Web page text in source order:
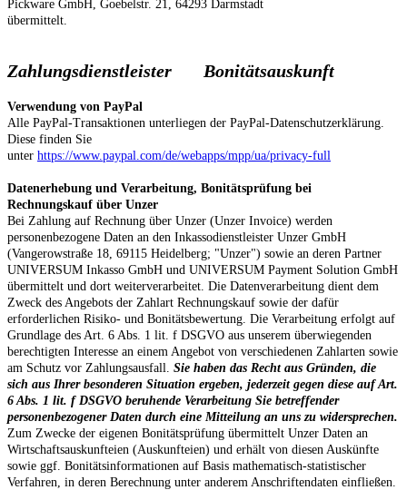
Pickware GmbH, Goebelstr. 21, 64293 Darmstadt
übermittelt.
Zahlungsdienstleister Bonitätsauskunft
Verwendung von PayPal
Alle PayPal-Transaktionen unterliegen der PayPal-Datenschutzerklärung.
Diese finden Sie
unter https://www.paypal.com/de/webapps/mpp/ua/privacy-full
Datenerhebung und Verarbeitung, Bonitätsprüfung bei
Rechnungskauf über Unzer
Bei Zahlung auf Rechnung über Unzer (Unzer Invoice) werden
personenbezogene Daten an den Inkassodienstleister Unzer GmbH
(Vangerowstraße 18, 69115 Heidelberg; "Unzer") sowie an deren Partner
UNIVERSUM Inkasso GmbH und UNIVERSUM Payment Solution GmbH
übermittelt und dort weiterverarbeitet. Die Datenverarbeitung dient dem
Zweck des Angebots der Zahlart Rechnungskauf sowie der dafür
erforderlichen Risiko- und Bonitätsbewertung. Die Verarbeitung erfolgt auf
Grundlage des Art. 6 Abs. 1 lit. f DSGVO aus unserem überwiegenden
berechtigten Interesse an einem Angebot von verschiedenen Zahlarten sowie
am Schutz vor Zahlungsausfall. Sie haben das Recht aus Gründen, die
sich aus Ihrer besonderen Situation ergeben, jederzeit gegen diese auf Art.
6 Abs. 1 lit. f DSGVO beruhende Verarbeitung Sie betreffender
personenbezogener Daten durch eine Mitteilung an uns zu widersprechen.
Zum Zwecke der eigenen Bonitätsprüfung übermittelt Unzer Daten an
Wirtschaftsauskunfteien (Auskunfteien) und erhält von diesen Auskünfte
sowie ggf. Bonitätsinformationen auf Basis mathematisch-statistischer
Verfahren, in deren Berechnung unter anderem Anschriftendaten einfließen.